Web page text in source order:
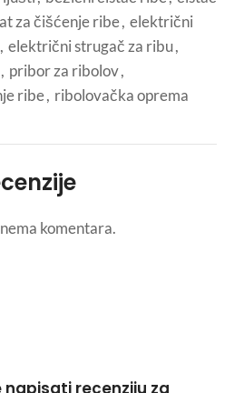
za čišćenje ribe, električni
, električni strugač za ribu,
, pribor za ribolov,
ribe, ribolovačka oprema
komentara.
napisati recenziju za